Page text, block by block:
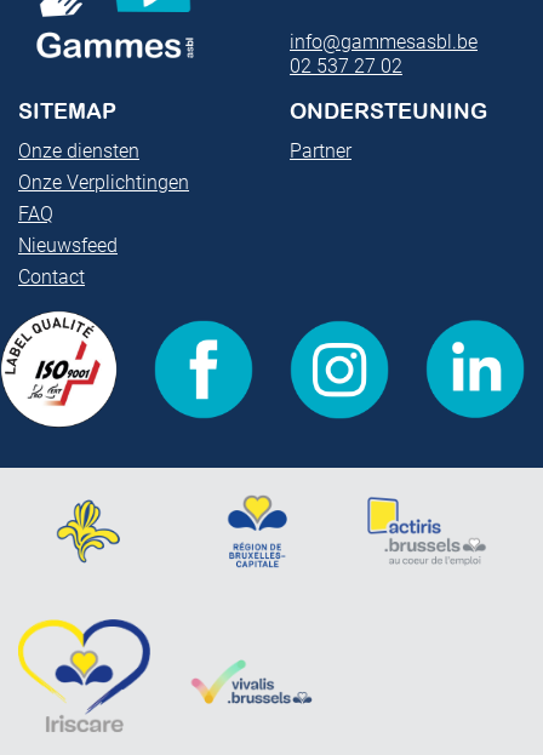
info@gammesasbl.be
02 537 27 02
SITEMAP
Onze diensten
Onze Verplichtingen
FAQ
Nieuwsfeed
Contact
ONDERSTEUNING
Partner